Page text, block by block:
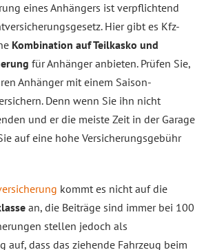
eines Anhängers ist verpflichtend
Hier gibt es Kfz-
Kombination auf Teilkasko und
für Anhänger anbieten. Prüfen Sie,
Anhänger mit einem Saison-
Denn wenn Sie ihn nicht
und er die meiste Zeit in der Garage
auf eine hohe Versicherungsgebühr
kommt es nicht auf die
an, die Beiträge sind immer bei 100
stellen jedoch als
auf, dass das ziehende Fahrzeug beim